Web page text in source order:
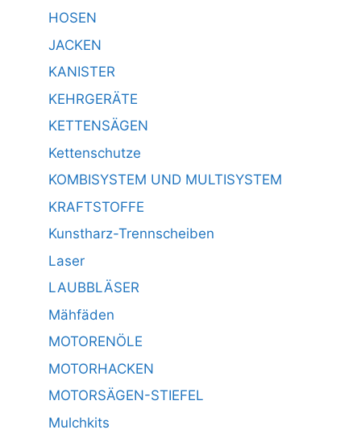
HOSEN
JACKEN
KANISTER
KEHRGERÄTE
KETTENSÄGEN
Kettenschutze
KOMBISYSTEM UND MULTISYSTEM
KRAFTSTOFFE
Kunstharz-Trennscheiben
Laser
LAUBBLÄSER
Mähfäden
MOTORENÖLE
MOTORHACKEN
MOTORSÄGEN-STIEFEL
Mulchkits